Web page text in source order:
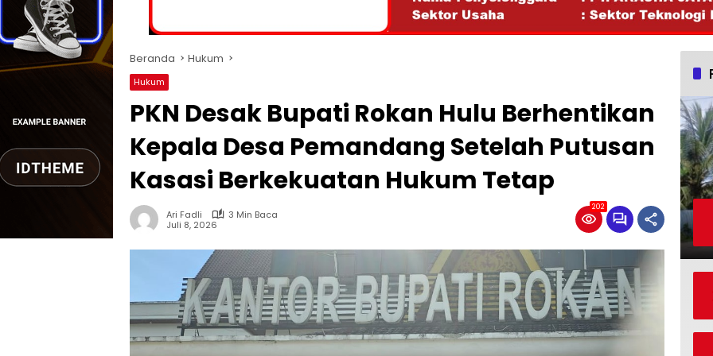
Beranda Hukum
Hukum
PKN Desak Bupati Rokan Hulu Berhentikan
Kepala Desa Pemandang Setelah Putusan
Kasasi Berkekuatan Hukum Tetap
Ari Fadli
3 Min Baca
Juli 8, 2026
202